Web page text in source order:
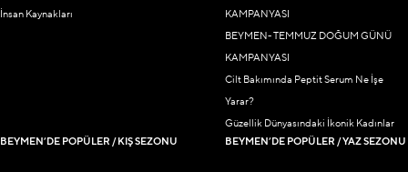
İnsan Kaynakları
KAMPANYASI
BEYMEN- TEMMUZ DOĞUM GÜNÜ
KAMPANYASI
Cilt Bakımında Peptit Serum Ne İşe
Yarar?
Güzellik Dünyasındaki İkonik Kadınlar
BEYMEN’DE POPÜLER / KIŞ SEZONU
BEYMEN’DE POPÜLER / YAZ SEZONU